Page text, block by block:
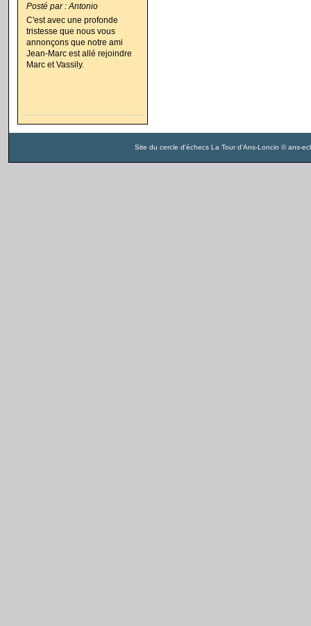
Posté par : Antonio
C'est avec une profonde
tristesse que nous vous
annonçons que notre ami
Jean-Marc est allé rejoindre
Marc et Vassily.
Site du cercle d'échecs La Tour d'Ans-Loncin © ans-